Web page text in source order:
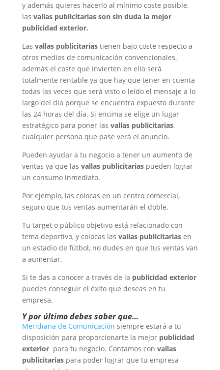
y además quieres hacerlo al mínimo coste posible,
las vallas publicitarias son sin duda la mejor
publicidad exterior.
Las vallas publicitarias tienen bajo coste respecto a
otros medios de comunicación convencionales,
además el coste que invierten en ello será
totalmente rentable ya que hay que tener en cuenta
todas las veces que será visto o leído el mensaje a lo
largo del día porque se encuentra expuesto durante
las 24 horas del día. Si encima se elige un lugar
estratégico para poner las vallas publicitarias,
cualquier persona que pase verá el anuncio.
Pueden ayudar a tu negocio a tener un aumento de
ventas ya que las vallas publicitarias pueden lograr
un consumo inmediato.
Por ejemplo, las colocas en un centro comercial,
seguro que tus ventas aumentarán el doble.
Tu target o público objetivo está relacionado con
tema deportivo, y colocas las vallas publicitariasen
un estadio de fútbol, no dudes en que tus ventas van
a aumentar.
Si te das a conocer a través de la publicidad exterior
puedes conseguir el éxito que deseas en tu
empresa.
Y por último debes saber que…
Meridiana de Comunicación siempre estará a tu
disposición para proporcionarte la mejor publicidad
exterior para tu negocio. Contamos con vallas
publicitarias para poder lograr que tu empresa